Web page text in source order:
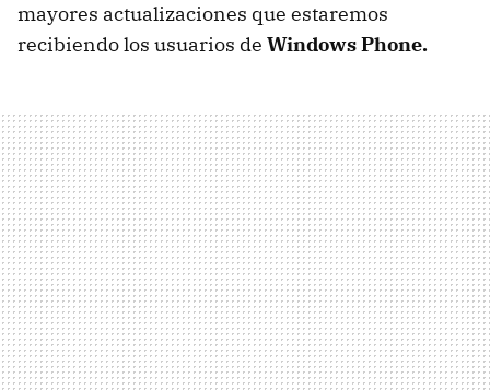
mayores actualizaciones que estaremos
recibiendo los usuarios de Windows Phone.